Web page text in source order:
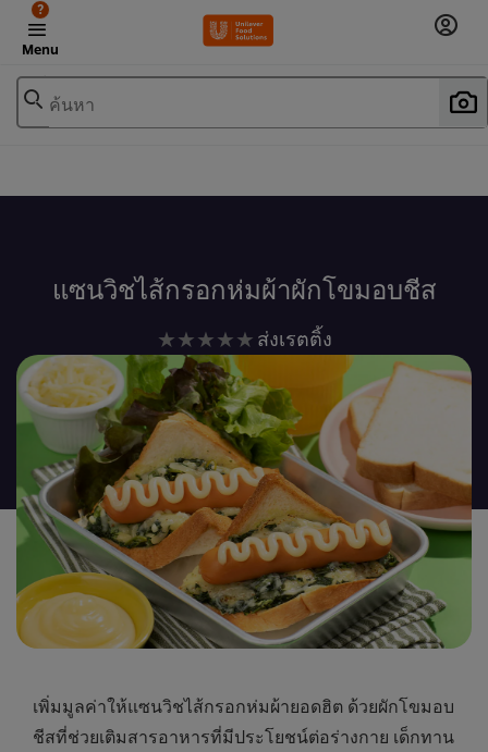
Menu
?
ค้นหา
แซนวิชไส้กรอกห่มผ้าผักโขมอบชีส
ไม่มี
การ
ให้
คะแนน
สำหรับ
recipe
นี้
ส่งเรตติ้ง
เพิ่มมูลค่าให้แซนวิชไส้กรอกห่มผ้ายอดฮิต ด้วยผักโขมอบ
ชีสที่ช่วยเติมสารอาหารที่มีประโยชน์ต่อร่างกาย เด็กทาน